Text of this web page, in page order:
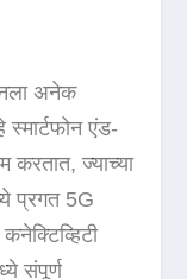
अनेक
एंड-
करतात, ज्याच्या
प्रगत 5G
संपूर्ण